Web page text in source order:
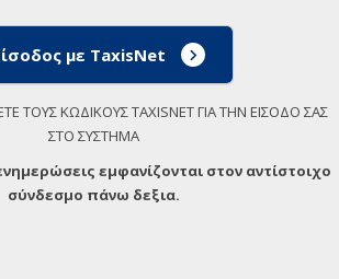
με TaxisNet
ΤΟΥΣ ΚΩΔΙΚΟΥΣ TAXISNET ΓΙΑ ΤΗΝ ΕΙΣΟΔΟ ΣΑΣ
ΣΤΟ ΣΥΣΤΗΜΑ
εμφανίζονται στον αντίστοιχο
σύνδεσμο πάνω δεξια.